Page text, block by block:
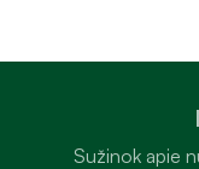
Sužinok apie